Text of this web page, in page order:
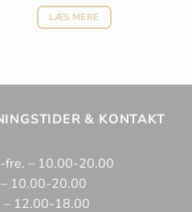
LÆS MERE
& KONTAKT
fre. – 10.00-20.00
10.00-20.00
– 12.00-18.00